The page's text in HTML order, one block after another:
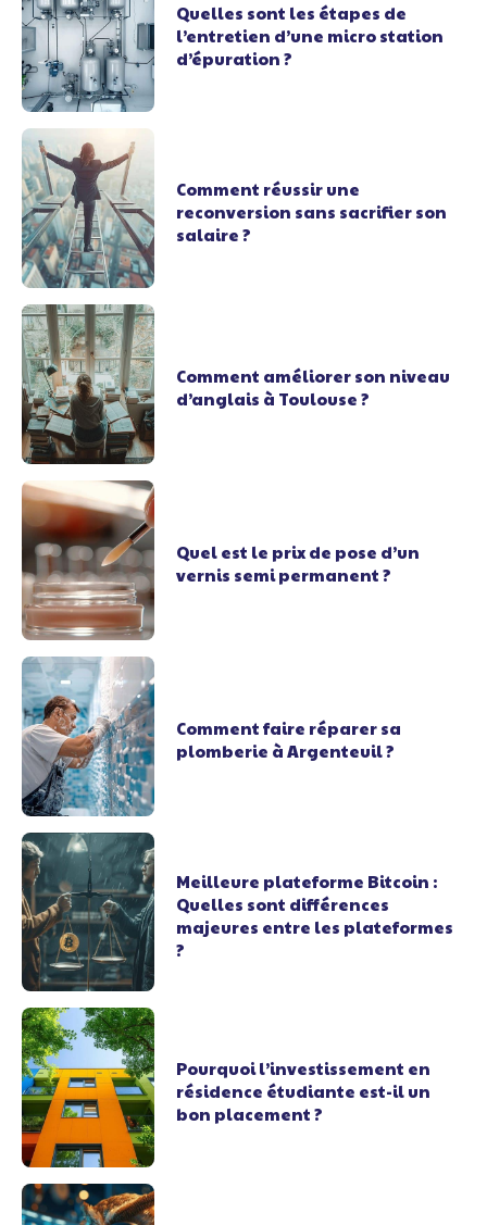
Quelles sont les étapes de
l’entretien d’une micro station
d’épuration ?
Comment réussir une
reconversion sans sacrifier son
salaire ?
Comment améliorer son niveau
d’anglais à Toulouse ?
Quel est le prix de pose d’un
vernis semi permanent ?
Comment faire réparer sa
plomberie à Argenteuil ?
Meilleure plateforme Bitcoin :
Quelles sont différences
majeures entre les plateformes
?
Pourquoi l’investissement en
résidence étudiante est-il un
bon placement ?